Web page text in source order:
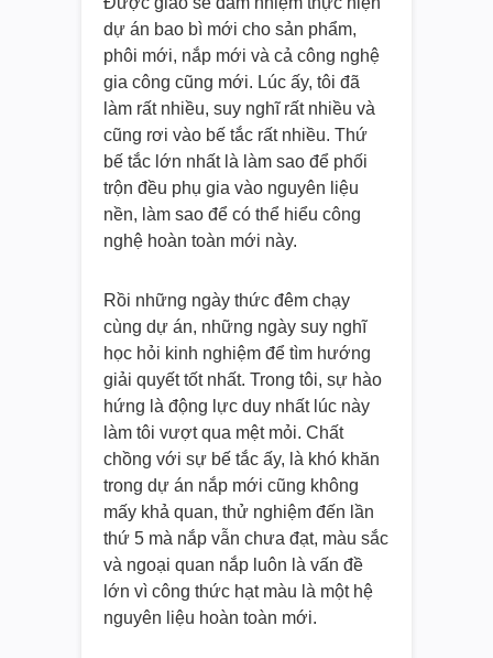
dự án bao bì mới cho sản phẩm,
phôi mới, nắp mới và cả công nghệ
gia công cũng mới. Lúc ấy, tôi đã
làm rất nhiều, suy nghĩ rất nhiều và
cũng rơi vào bế tắc rất nhiều. Thứ
bế tắc lớn nhất là làm sao để phối
trộn đều phụ gia vào nguyên liệu
nền, làm sao để có thể hiểu công
nghệ hoàn toàn mới này.
Rồi những ngày thức đêm chạy
cùng dự án, những ngày suy nghĩ
học hỏi kinh nghiệm để tìm hướng
giải quyết tốt nhất. Trong tôi, sự hào
hứng là động lực duy nhất lúc này
làm tôi vượt qua mệt mỏi. Chất
chồng với sự bế tắc ấy, là khó khăn
trong dự án nắp mới cũng không
mấy khả quan, thử nghiệm đến lần
thứ 5 mà nắp vẫn chưa đạt, màu sắc
và ngoại quan nắp luôn là vấn đề
lớn vì công thức hạt màu là một hệ
nguyên liệu hoàn toàn mới.